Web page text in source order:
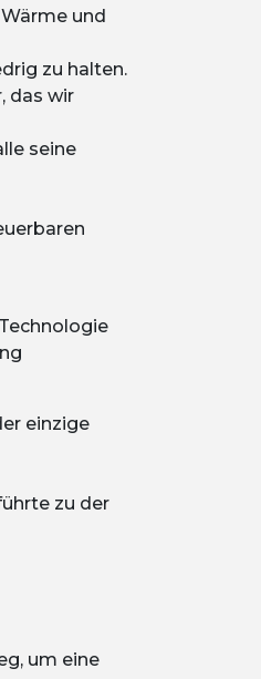
und
zu halten.
das wir
seine
einzige
zu der
um eine